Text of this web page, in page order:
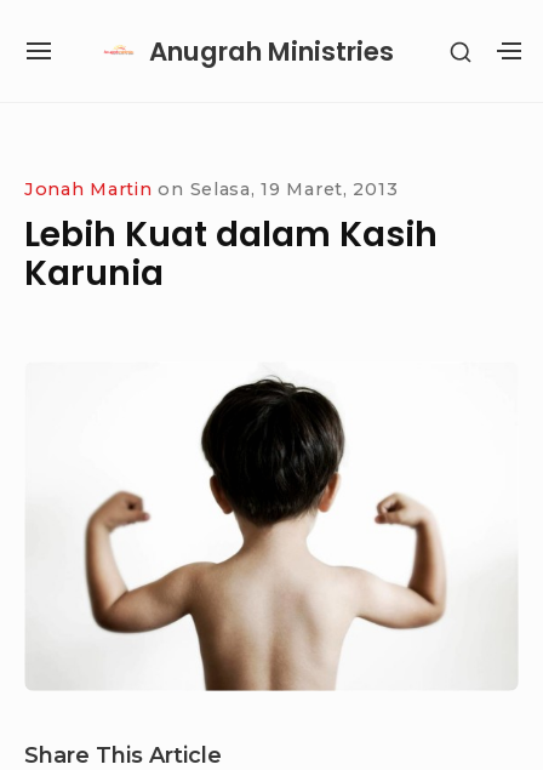
Anugrah Ministries
SITE
SHOW
Jonah Martin on Selasa, 19 Maret, 2013
Lebih Kuat dalam Kasih
Karunia
Share This Article